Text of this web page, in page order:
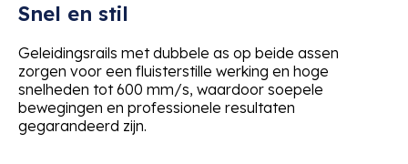
Snel en stil
Geleidingsrails met dubbele as op beide assen
zorgen voor een fluisterstille werking en hoge
snelheden tot 600 mm/s, waardoor soepele
bewegingen en professionele resultaten
gegarandeerd zijn.